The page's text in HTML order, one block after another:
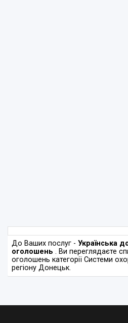
До Ваших послуг - Українська
оголошень . Ви переглядаєте
оголошень категорії Системи
регіону Донецьк.